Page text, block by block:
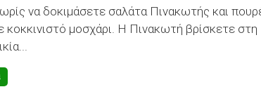
να δοκιμάσετε σαλάτα Πινακωτής και
κοκκινιστό μοσχάρι. Η Πινακωτή βρίσκετε στη